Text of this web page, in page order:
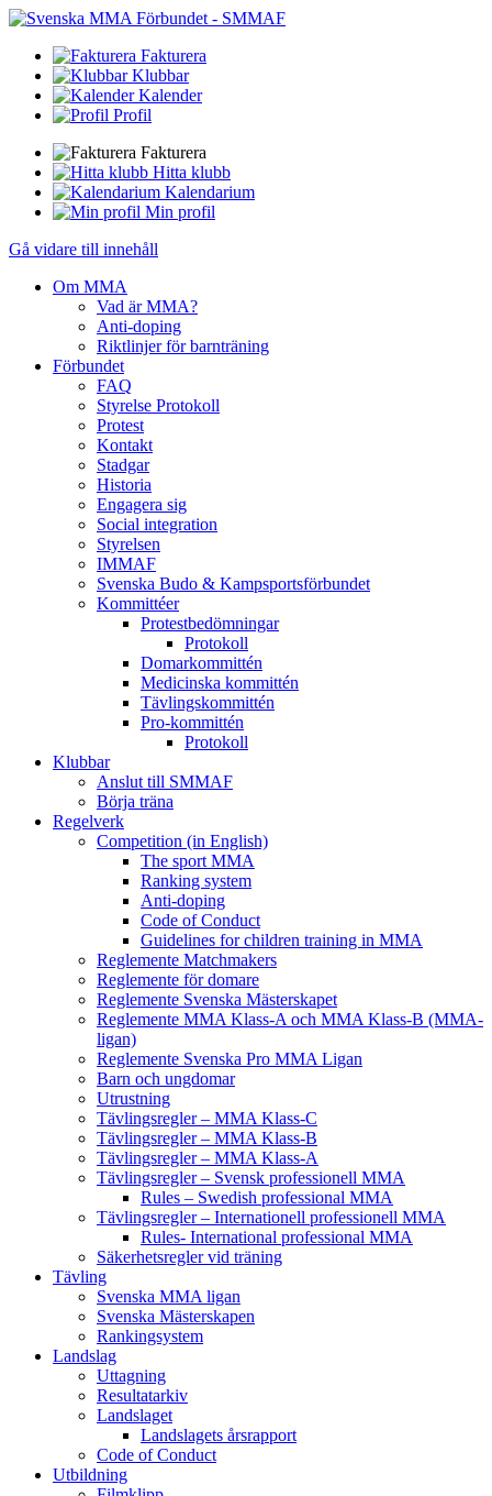
Fakturera
Klubbar
Kalender
Profil
Fakturera
Hitta klubb
Kalendarium
Min profil
Gå vidare till innehåll
Om MMA
Vad är MMA?
Anti-doping
Riktlinjer för barnträning
Förbundet
FAQ
Styrelse Protokoll
Protest
Kontakt
Stadgar
Historia
Engagera sig
Social integration
Styrelsen
IMMAF
Svenska Budo & Kampsportsförbundet
Kommittéer
Protestbedömningar
Protokoll
Domarkommittén
Medicinska kommittén
Tävlingskommittén
Pro-kommittén
Protokoll
Klubbar
Anslut till SMMAF
Börja träna
Regelverk
Competition (in English)
The sport MMA
Ranking system
Anti-doping
Code of Conduct
Guidelines for children training in MMA
Reglemente Matchmakers
Reglemente för domare
Reglemente Svenska Mästerskapet
Reglemente MMA Klass-A och MMA Klass-B (MMA-
ligan)
Reglemente Svenska Pro MMA Ligan
Barn och ungdomar
Utrustning
Tävlingsregler – MMA Klass-C
Tävlingsregler – MMA Klass-B
Tävlingsregler – MMA Klass-A
Tävlingsregler – Svensk professionell MMA
Rules – Swedish professional MMA
Tävlingsregler – Internationell professionell MMA
Rules- International professional MMA
Säkerhetsregler vid träning
Tävling
Svenska MMA ligan
Svenska Mästerskapen
Rankingsystem
Landslag
Uttagning
Resultatarkiv
Landslaget
Landslagets årsrapport
Code of Conduct
Utbildning